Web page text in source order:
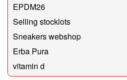
EPDM26
Selling stocklots
Sneakers webshop
Erba Pura
vitamin d